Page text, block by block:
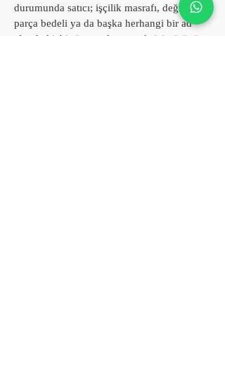
durumunda satıcı; işçilik masrafı, değiştirilen
parça bedeli ya da başka herhangi bir ad
altında hiçbir ücret talep etmeksizin ürünün